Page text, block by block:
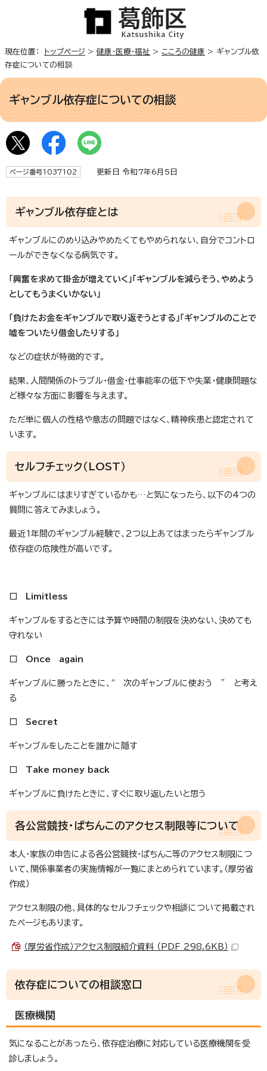
現在位置： トップページ > 健康・医療・福祉 > こころの健康 > ギャンブル依
存症についての相談
ギャンブル依存症についての相談
ページ番号1037102 更新日 令和7年6月5日
ギャンブル依存症とは
ギャンブルにのめり込みやめたくてもやめられない、自分でコントロ
ールができなくなる病気です。
「興奮を求めて掛金が増えていく」「ギャンブルを減らそう、やめよう
としてもうまくいかない」
「負けたお金をギャンブルで取り返そうとする」「ギャンブルのことで
嘘をついたり借金したりする」
などの症状が特徴的です。
結果、人間関係のトラブル・借金・仕事能率の低下や失業・健康問題な
ど様々な方面に影響を与えます。
ただ単に個人の性格や意志の問題ではなく、精神疾患と認定されて
います。
セルフチェック（LOST）
ギャンブルにはまりすぎているかも…と気になったら、以下の4つの
質問に答えてみましょう。
最近1年間のギャンブル経験で、2つ以上あてはまったらギャンブル
依存症の危険性が高いです。
□ Limitless
ギャンブルをするときには予算や時間の制限を決めない、決めても
守れない
□ Once again
ギャンブルに勝ったときに、“ 次のギャンブルに使おう ” と考え
る
□ Secret
ギャンブルをしたことを誰かに隠す
□ Take money back
ギャンブルに負けたときに、すぐに取り返したいと思う
各公営競技・ぱちんこのアクセス制限等について
本人・家族の申告による各公営競技・ぱちんこ等のアクセス制限につ
いて、関係事業者の実施情報が一覧にまとめられています。（厚労省
作成）
アクセス制限の他、具体的なセルフチェックや相談について掲載され
たページもあります。
（厚労省作成）アクセス制限紹介資料 （PDF 298.6KB）
依存症についての相談窓口
医療機関
気になることがあったら、依存症治療に対応している医療機関を受
診しましょう。